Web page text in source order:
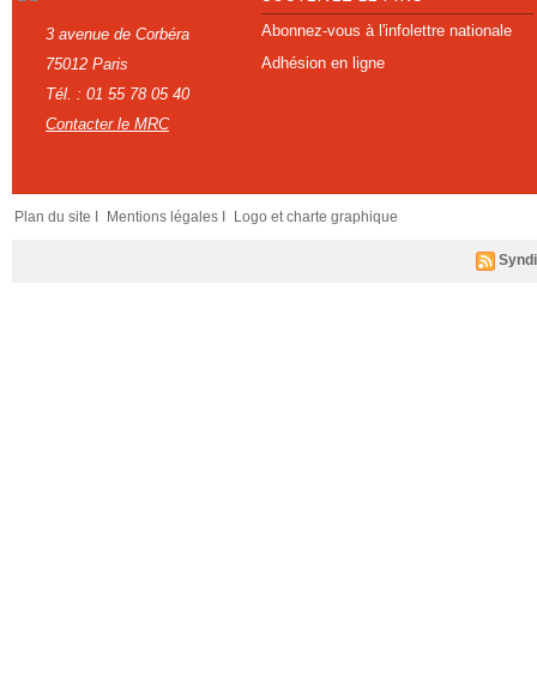
3 avenue de Corbéra
75012 Paris
Tél. : 01 55 78 05 40
Contacter le MRC
Abonnez-vous à l'infolettre nationale
Adhésion en ligne
Plan du site I Mentions légales I Logo et charte graphique